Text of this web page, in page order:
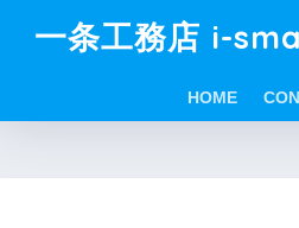
一条工務店 i-
HOME